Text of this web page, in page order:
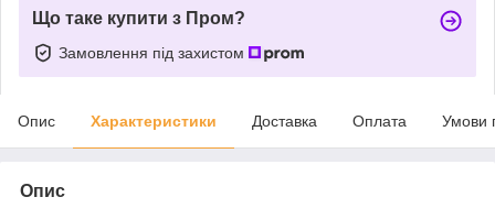
Що таке купити з Пром?
Замовлення під захистом
Опис Характеристики Доставка Оплата Умови
Опис